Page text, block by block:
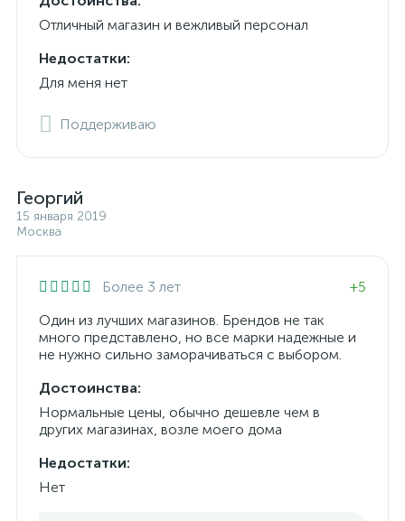
Отличный магазин и вежливый персонал
Недостатки:
Для меня нет
Поддерживаю
Георгий
15 января 2019
Москва
Более 3 лет
+5
Один из лучших магазинов. Брендов не так
много представлено, но все марки надежные и
не нужно сильно заморачиваться с выбором.
Достоинства:
Нормальные цены, обычно дешевле чем в
других магазинах, возле моего дома
Недостатки:
Нет